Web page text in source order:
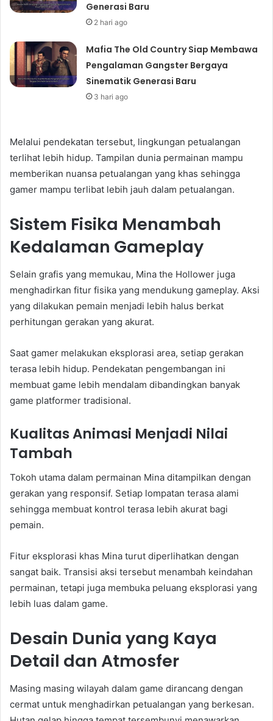
Generasi Baru
2 hari ago
Mafia The Old Country Siap Membawa
Pengalaman Gangster Bergaya
Sinematik Generasi Baru
3 hari ago
Melalui pendekatan tersebut, lingkungan petualangan
terlihat lebih hidup. Tampilan dunia permainan mampu
memberikan nuansa petualangan yang khas sehingga
gamer mampu terlibat lebih jauh dalam petualangan.
Sistem Fisika Menambah
Kedalaman Gameplay
Selain grafis yang memukau, Mina the Hollower juga
menghadirkan fitur fisika yang mendukung gameplay. Aksi
yang dilakukan pemain menjadi lebih halus berkat
perhitungan gerakan yang akurat.
Saat gamer melakukan eksplorasi area, setiap gerakan
terasa lebih hidup. Pendekatan pengembangan ini
membuat game lebih mendalam dibandingkan banyak
game platformer tradisional.
Kualitas Animasi Menjadi Nilai
Tambah
Tokoh utama dalam permainan Mina ditampilkan dengan
gerakan yang responsif. Setiap lompatan terasa alami
sehingga membuat kontrol terasa lebih akurat bagi
pemain.
Fitur eksplorasi khas Mina turut diperlihatkan dengan
sangat baik. Transisi aksi tersebut menambah keindahan
permainan, tetapi juga membuka peluang eksplorasi yang
lebih luas dalam game.
Desain Dunia yang Kaya
Detail dan Atmosfer
Masing masing wilayah dalam game dirancang dengan
cermat untuk menghadirkan petualangan yang berkesan.